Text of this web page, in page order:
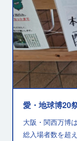
愛・地球博20
大阪・関西万博
総入場者数を超